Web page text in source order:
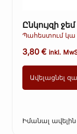
Ընկույզի ջեմ
Պահեստում կա
3,80 € inkl.
Ավելացնել
Իմանալ ավելին